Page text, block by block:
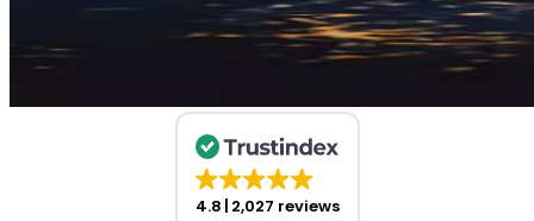
4.8 2,027 reviews